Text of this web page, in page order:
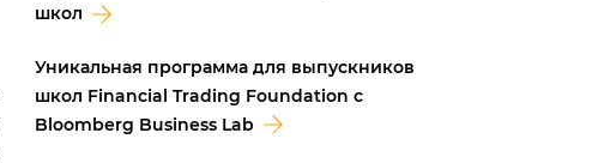
школ
Уникальная программа для выпускников
школ Financial Trading Foundation с
Bloomberg Business Lab